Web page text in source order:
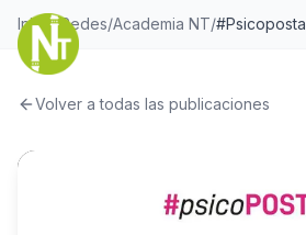
Inicio/Redes/Academia NT/#Psicoposta
Volver a todas las publicaciones